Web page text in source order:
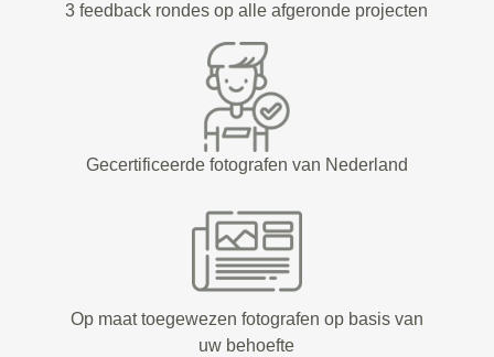
3 feedback rondes op alle afgeronde projecten
Gecertificeerde fotografen van Nederland
Op maat toegewezen fotografen op basis van
uw behoefte